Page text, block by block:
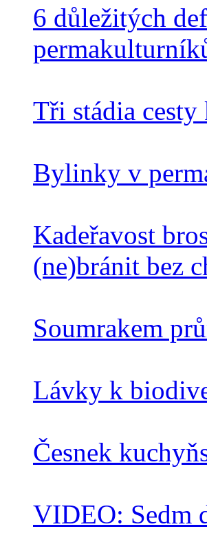
6 důležitých
Tři stádia
Bylinky v
Kadeřavost
(ne)bránit bez
Soumrakem
Lávky k
Česnek
VIDEO: Sedm